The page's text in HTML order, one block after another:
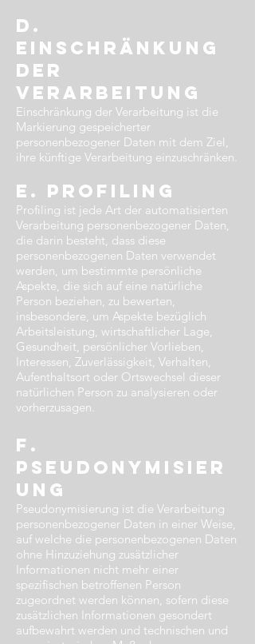
d.
Einschränkung
der
Verarbeitung​
Einschränkung der Verarbeitung ist die
Markierung gespeicherter
personenbezogener Daten mit dem Ziel,
ihre künftige Verarbeitung einzuschränken.
e. Profiling​
Profiling ist jede Art der automatisierten
Verarbeitung personenbezogener Daten,
die darin besteht, dass diese
personenbezogenen Daten verwendet
werden, um bestimmte persönliche
Aspekte, die sich auf eine natürliche
Person beziehen, zu bewerten,
insbesondere, um Aspekte bezüglich
Arbeitsleistung, wirtschaftlicher Lage,
Gesundheit, persönlicher Vorlieben,
Interessen, Zuverlässigkeit, Verhalten,
Aufenthaltsort oder Ortswechsel dieser
natürlichen Person zu analysieren oder
vorherzusagen.
f.
Pseudonymisier
ung​
Pseudonymisierung ist die Verarbeitung
personenbezogener Daten in einer Weise,
auf welche die personenbezogenen Daten
ohne Hinzuziehung zusätzlicher
Informationen nicht mehr einer
spezifischen betroffenen Person
zugeordnet werden können, sofern diese
zusätzlichen Informationen gesondert
aufbewahrt werden und technischen und